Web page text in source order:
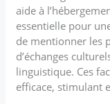
aide à
essentielle pour
de mentionner les
d’échanges
linguistique. Ces
efficace, stimulant